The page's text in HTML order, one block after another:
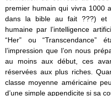
premier humain qui vivra 1000
dans la bible au fait ???) et
humaine par l’intelligence
“Her” ou
l’impression que l’on nous
au moins aux début, ces
réservées aux plus riches.
classe moyenne américaine
d’une simple appendicite si sa